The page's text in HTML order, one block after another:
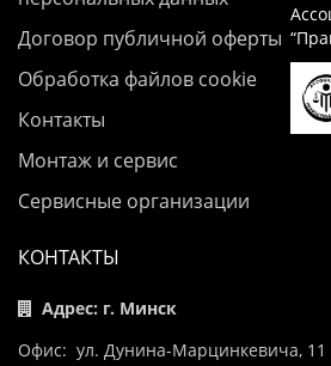
Договор публичной оферты
Обработка файлов cookie
Контакты
Монтаж и сервис
Сервисные организации
КОНТАКТЫ
Адрес: г. Минск
Офис: ул. Дунина-Марцинкевича, 11